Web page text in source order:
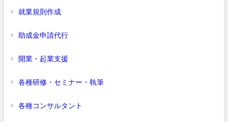
就業規則作成
助成金申請代行
開業・起業支援
各種研修・セミナー・執筆
各種コンサルタント